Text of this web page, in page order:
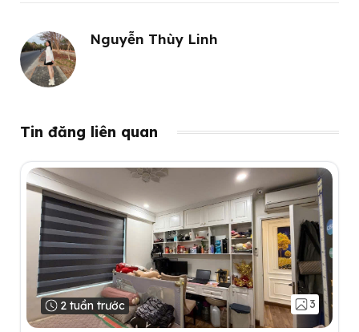
Nguyễn Thùy Linh
Tin đăng liên quan
2 tuần trước 3